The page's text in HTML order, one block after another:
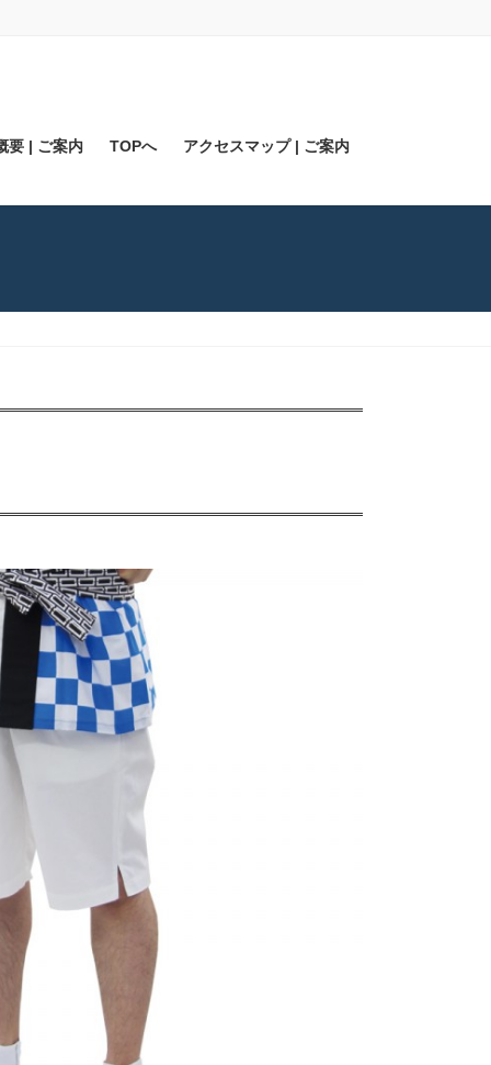
要 | ご案内 TOPへ アクセスマップ | ご案内